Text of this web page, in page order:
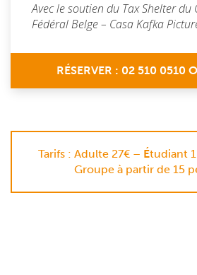
Avec le soutien du Tax Shelter du
Fédéral Belge – Casa Kafka
RÉSERVER : 02 510 0510
Tarifs : Adulte 27€ – Étudiant
Groupe à partir de 15